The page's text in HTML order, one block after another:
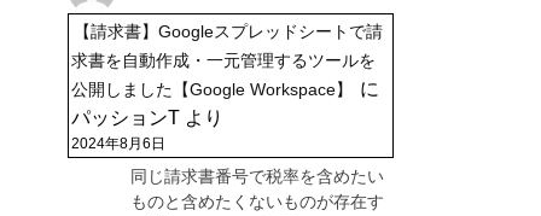
【請求書】Googleスプレッドシートで請
求書を自動作成・一元管理するツールを
公開しました【Google Workspace】
に
パッションT より
2024年8月6日
同じ請求書番号で税率を含めたい
ものと含めたくないものが存在す